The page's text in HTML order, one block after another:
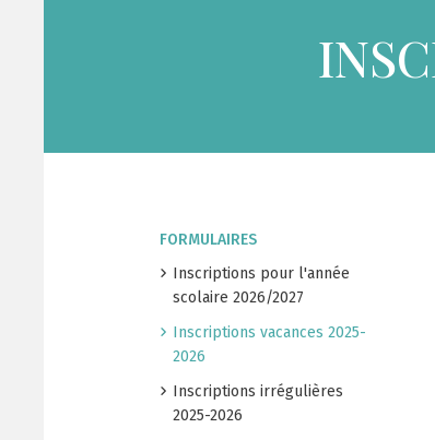
FORMULAIRES
Inscriptions pour l'année
scolaire 2026/2027
Inscriptions vacances 2025-
2026
Inscriptions irrégulières
2025-2026